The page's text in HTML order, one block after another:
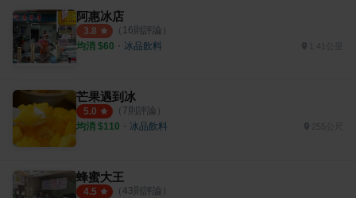
阿惠冰店
3.8 （ 16則評論）
均消 $60 ・ 冰品飲料 1.41公里
芒果遇到冰
5.0 （ 7則評論）
均消 $110 ・ 冰品飲料 255公尺
蜂蜜大王
4.5 （ 43則評論）